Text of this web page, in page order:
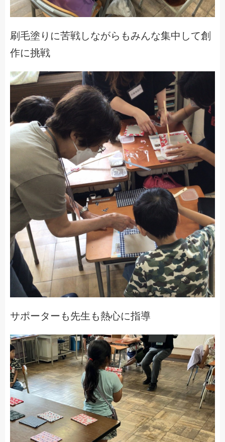
刷毛塗りに苦戦しながらもみんな集中して創
作に挑戦
サポーターも先生も熱心に指導